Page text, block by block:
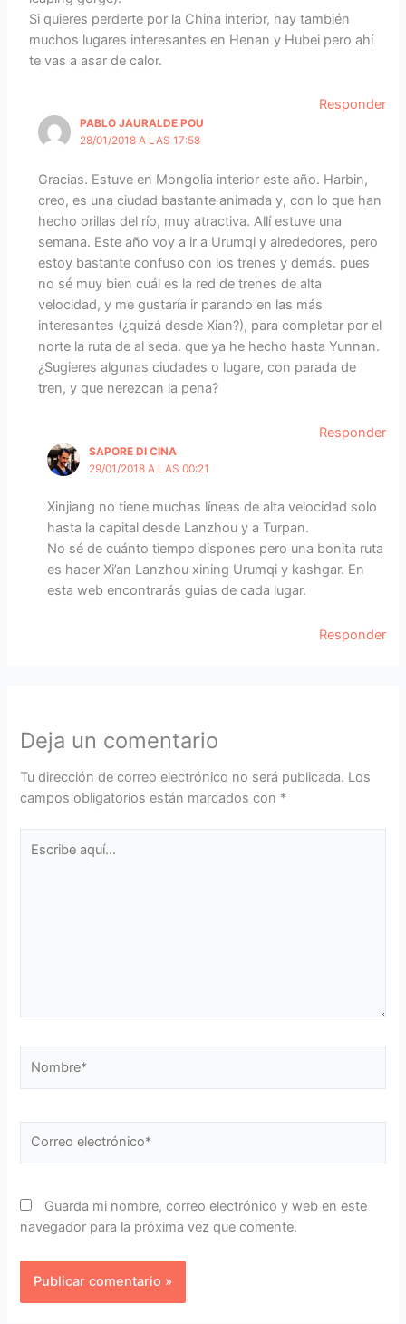
Si quieres perderte por la China interior, hay también
muchos lugares interesantes en Henan y Hubei pero ahí
te vas a asar de calor.
Responder
PABLO JAURALDE POU
28/01/2018 A LAS 17:58
Gracias. Estuve en Mongolia interior este año. Harbin,
creo, es una ciudad bastante animada y, con lo que han
hecho orillas del río, muy atractiva. Allí estuve una
semana. Este año voy a ir a Urumqi y alrededores, pero
estoy bastante confuso con los trenes y demás. pues
no sé muy bien cuál es la red de trenes de alta
velocidad, y me gustaría ir parando en las más
interesantes (¿quizá desde Xian?), para completar por el
norte la ruta de al seda. que ya he hecho hasta Yunnan.
¿Sugieres algunas ciudades o lugare, con parada de
tren, y que nerezcan la pena?
Responder
SAPORE DI CINA
29/01/2018 A LAS 00:21
Xinjiang no tiene muchas líneas de alta velocidad solo
hasta la capital desde Lanzhou y a Turpan.
No sé de cuánto tiempo dispones pero una bonita ruta
es hacer Xi’an Lanzhou xining Urumqi y kashgar. En
esta web encontrarás guias de cada lugar.
Responder
Deja un comentario
Tu dirección de correo electrónico no será publicada. Los
campos obligatorios están marcados con *
aquí...
electrónico*
Guarda mi nombre, correo electrónico y web en este
navegador para la próxima vez que comente.